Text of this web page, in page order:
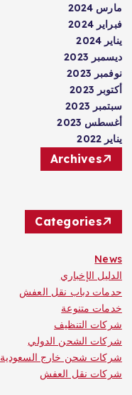
مارس 2024
فبراير 2024
يناير 2024
ديسمبر 2023
نوفمبر 2023
أكتوبر 2023
سبتمبر 2023
أغسطس 2023
يناير 2022
Archives
Categories
News
الدليل الإخباري
حدمات دباب نقل العفش
خدمات متنوعة
شركات التنظيف
شركات الشحن الدولي
شركات شحن خارج السعودية
شركات نقل العفش